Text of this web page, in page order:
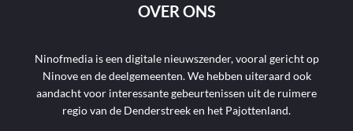
OVER ONS
Ninofmedia is een digitale nieuwszender, vooral gericht op
Ninove en de deelgemeenten. We hebben uiteraard ook
aandacht voor interessante gebeurtenissen uit de ruimere
regio van de Denderstreek en het Pajottenland.